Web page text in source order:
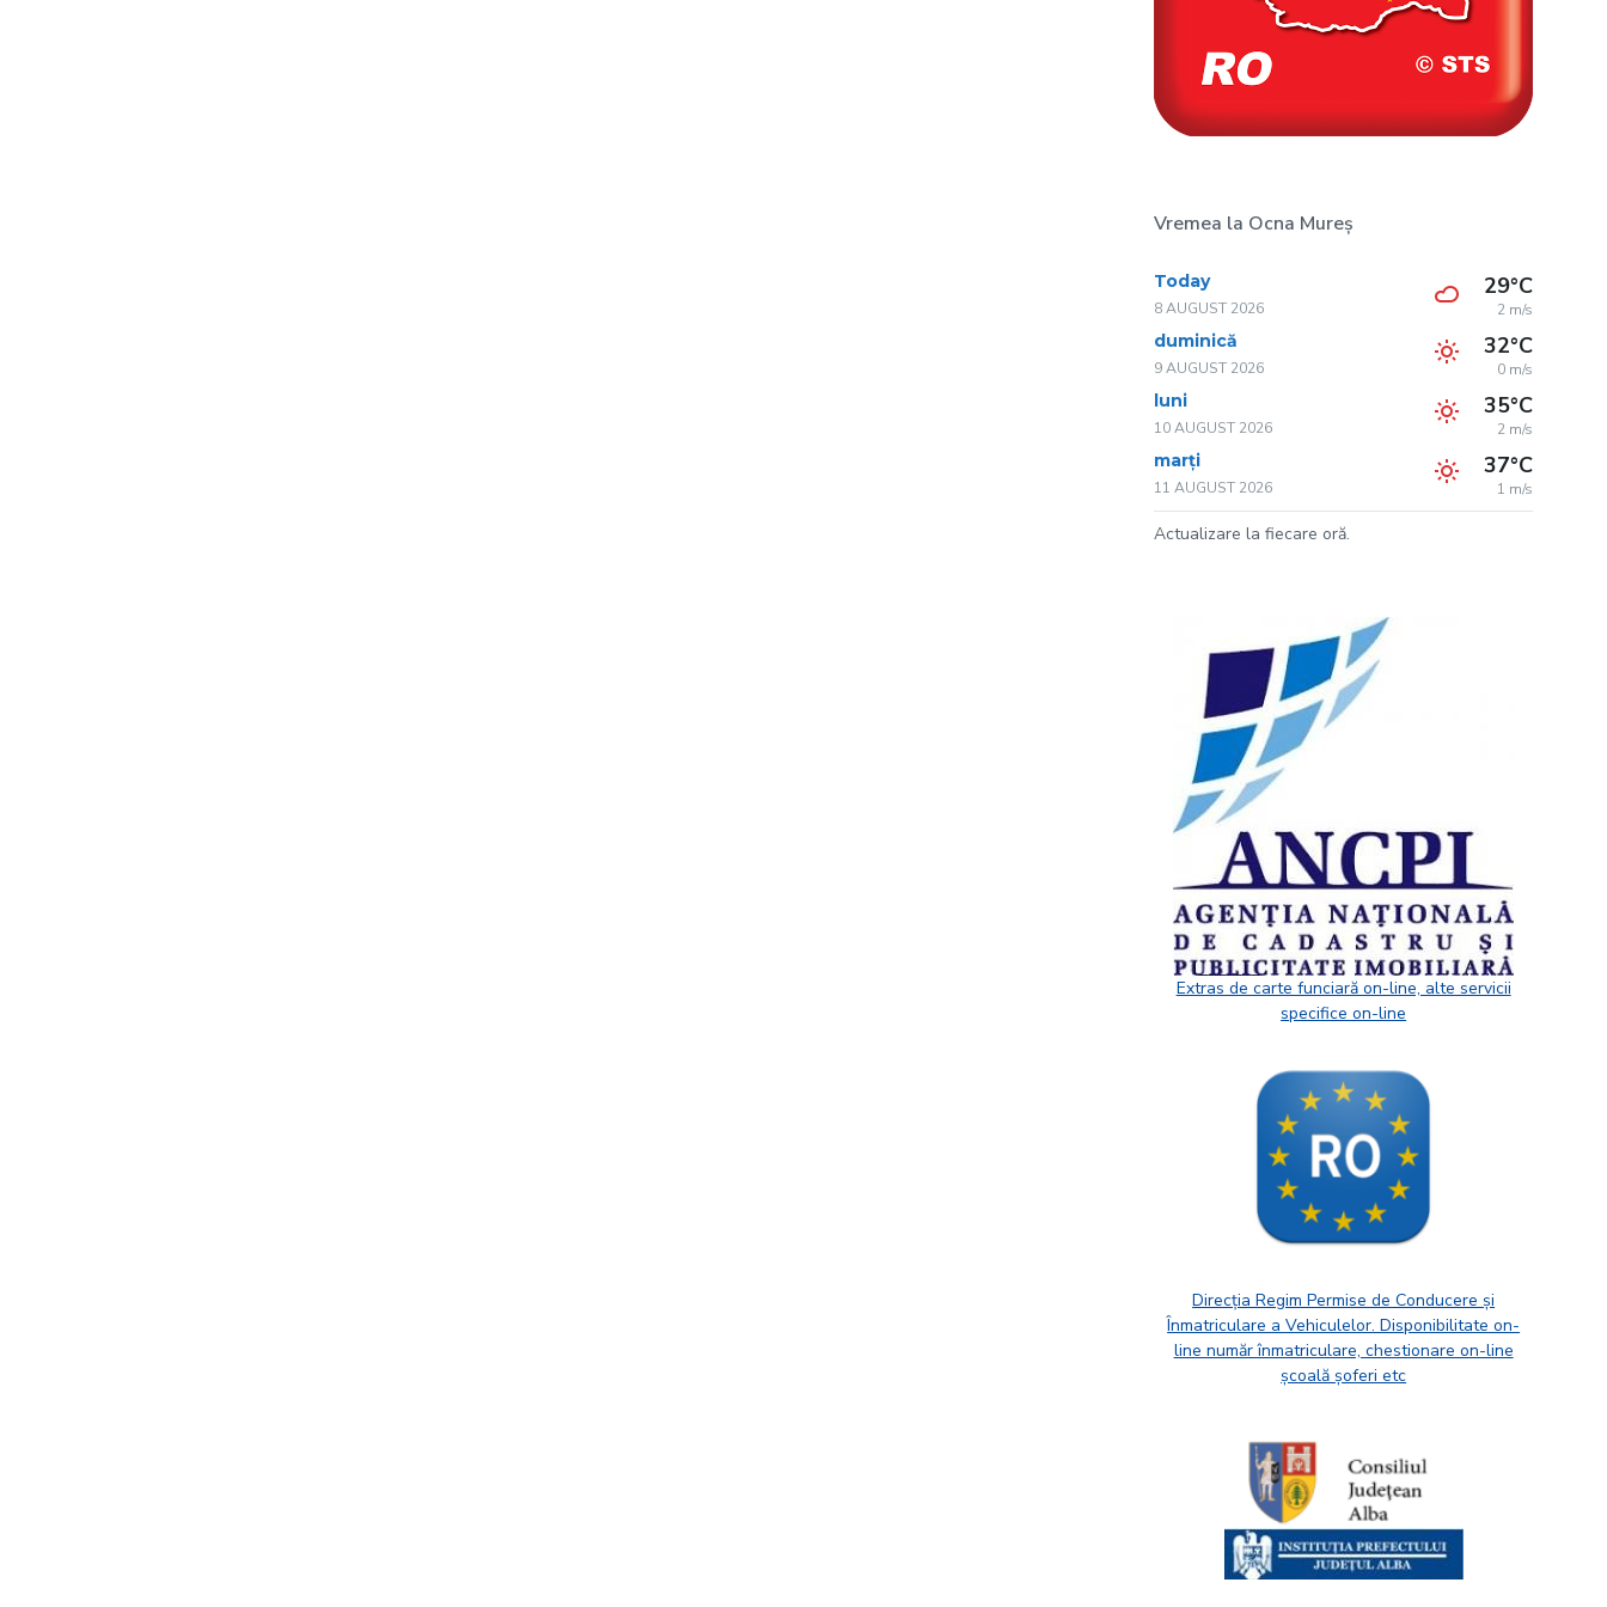
Vremea la Ocna Mureș
Today
8 AUGUST 2026
29°C
2 m/s
duminică
9 AUGUST 2026
32°C
0 m/s
luni
10 AUGUST 2026
35°C
2 m/s
marți
11 AUGUST 2026
37°C
1 m/s
Actualizare la fiecare oră.
Extras de carte funciară on-line, alte servicii
specifice on-line
Direcția Regim Permise de Conducere și
Înmatriculare a Vehiculelor. Disponibilitate on-
line număr înmatriculare, chestionare on-line
școală șoferi etc